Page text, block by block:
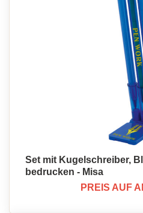
Set mit Kugelschreiber,
bedrucken - Misa
PREIS AUF